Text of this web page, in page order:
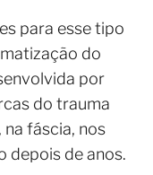
para esse tipo
do
por
do trauma
fáscia, nos
depois de anos.